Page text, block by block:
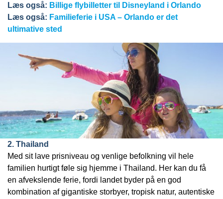
Læs også: Billige flybilletter til Disneyland i Orlando
Læs også: Familieferie i USA – Orlando er det
ultimative sted
2. Thailand
Med sit lave prisniveau og venlige befolkning vil hele
familien hurtigt føle sig hjemme i Thailand. Her kan du få
en afvekslende ferie, fordi landet byder på en god
kombination af gigantiske storbyer, tropisk natur, autentiske